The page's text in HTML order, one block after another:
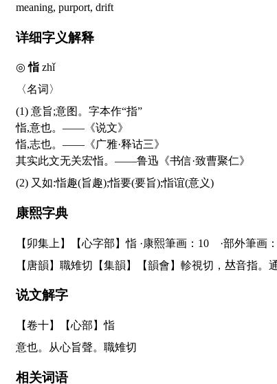
meaning, purport, drift
详细字义解释
◎恉 zhǐ
〈名词〉
(1) 意旨;意图。字本作“指”
恉,意也。——《说文》
恉,志也。——《广雅·释诂三》
其实此文无关宏恉。——鲁迅《书信·致曹聚仁》
(2) 又如:恉趣(旨趣);恉要(要旨);恉谊(意义)
康熙字典
【卯集上】【心字部】恉 ·康熙筆画：10 ·部外筆画
【唐韻】職雉切【集韻】【韻會】軫視切， 𠀤音指。
说文解字
【卷十】【心部】恉
意也。从心旨聲。職雉切
相关词语